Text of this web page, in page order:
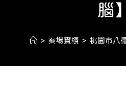
腦】
> 案場實績 > 桃園市八